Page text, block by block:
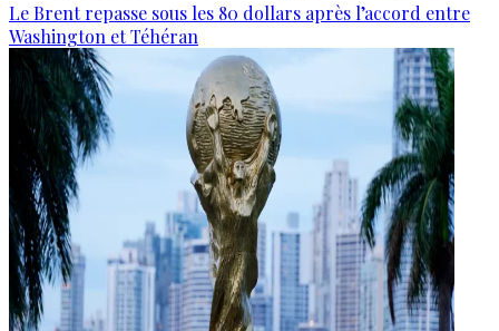
Le Brent repasse sous les 80 dollars après l’accord entre
Washington et Téhéran